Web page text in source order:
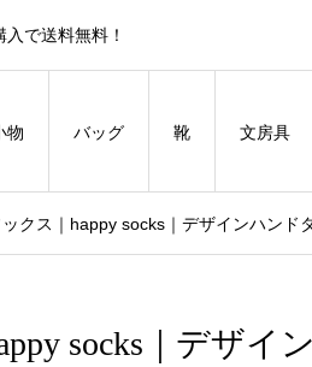
で送料無料！
物 バッグ 靴 文房具
クス｜happy socks｜デザインハンド
socks｜デザイ